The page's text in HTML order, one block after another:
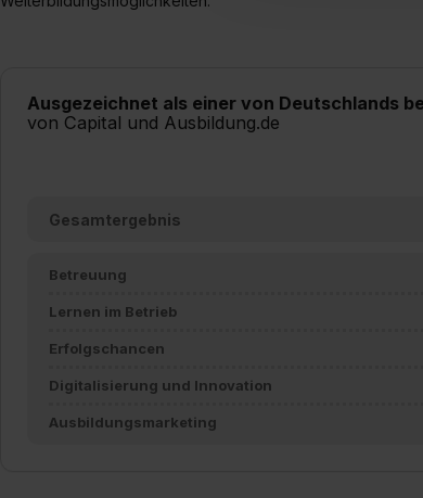
umfasst hierbei die
verfügen über kein
„Details zeigen“.
Ausgezeichnet als einer von Deutschlands
von Capital und Ausbildung.de
Gesamtergebnis
Betreuung
Lernen im Betrieb
Erfolgschancen
Digitalisierung und Innovation
Ausbildungsmarketing